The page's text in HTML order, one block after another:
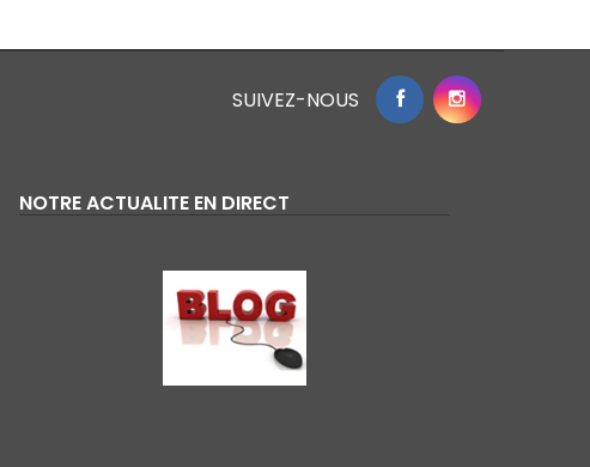
SUIVEZ-NOUS
NOTRE ACTUALITE EN DIRECT